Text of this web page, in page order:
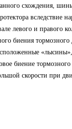
схождения,
вследствие
левого и правого
биения
биение
скорости при